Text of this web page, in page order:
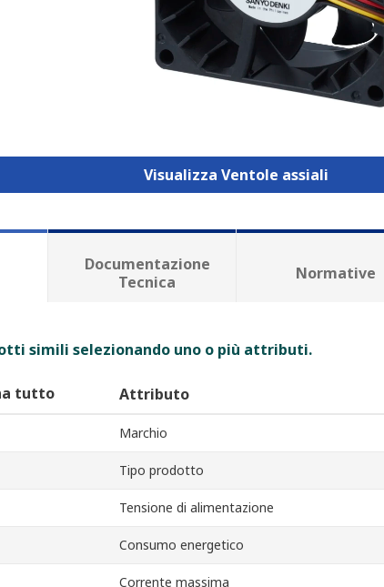
Visualizza Ventole assiali
Documentazione
Tecnica
Normative
simili selezionando uno o più attributi.
tutto Attributo
Marchio
Tipo prodotto
Tensione di alimentazione
Consumo energetico
Corrente massima